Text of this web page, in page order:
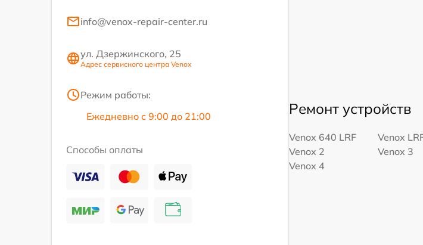
info@venox-repair-center.ru
ул. Дзержинского, 25
Адрес сервисного центра Venox
Режим работы:
Ежедневно с 9:00 до 21:00
Способы оплаты
Ремонт устройств
Venox 640 LRF
Venox
Venox 2
Venox 3
Venox 4